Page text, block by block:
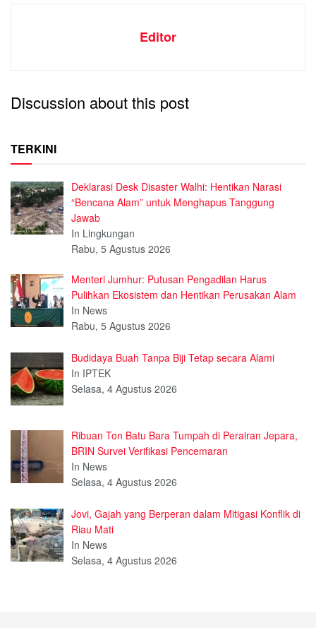
Editor
Discussion about this post
TERKINI
Deklarasi Desk Disaster Walhi: Hentikan Narasi
“Bencana Alam” untuk Menghapus Tanggung
Jawab
In Lingkungan
Rabu, 5 Agustus 2026
Menteri Jumhur: Putusan Pengadilan Harus
Pulihkan Ekosistem dan Hentikan Perusakan Alam
In News
Rabu, 5 Agustus 2026
Budidaya Buah Tanpa Biji Tetap secara Alami
In IPTEK
Selasa, 4 Agustus 2026
Ribuan Ton Batu Bara Tumpah di Perairan Jepara,
BRIN Survei Verifikasi Pencemaran
In News
Selasa, 4 Agustus 2026
Jovi, Gajah yang Berperan dalam Mitigasi Konflik di
Riau Mati
In News
Selasa, 4 Agustus 2026